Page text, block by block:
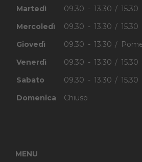
Martedì
09.30 - 13.30 / 15.30
Mercoledì
09.30 - 13.30 / 15.30
Giovedì
09.30 - 13.30 /
Venerdì
09.30 - 13.30 / 15.30
Sabato
09.30 - 13.30 / 15.30
Domenica
Chiuso
MENU